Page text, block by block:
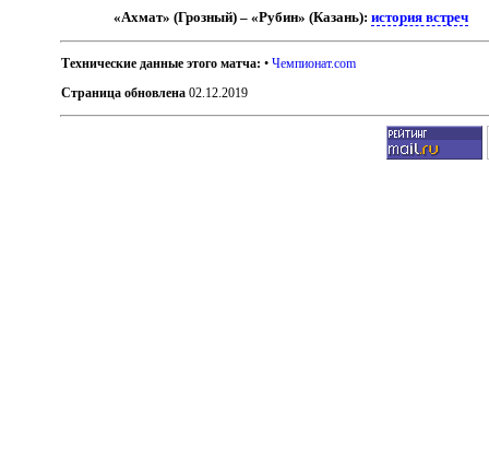
«Ахмат» (Грозный) – «Рубин» (Казань):история встреч
Технические данные этого матча: •Чемпионат.com
Страница обновлена 02.12.2019